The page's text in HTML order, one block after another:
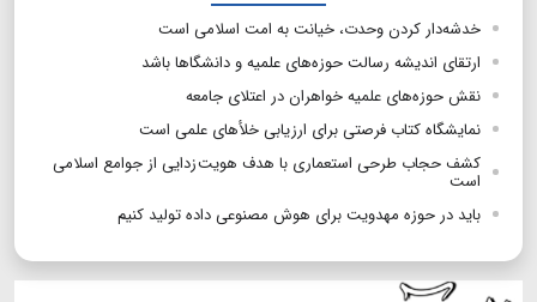
خدشه‌دار کردن وحدت، خیانت به امت اسلامی است
ارتقای اندیشه رسالت حوزه‌های علمیه و دانشگاها باشد
نقش حوزه‌های علمیه خواهران در اعتلای جامعه
نمایشگاه کتاب فرصتی برای ارزیابی خلأهای علمی است
کشف حجاب طرحی استعماری با هدف هویت زدایی از جوامع اسلامی
است
باید در حوزه مهدویت برای هوش مصنوعی داده تولید کنیم